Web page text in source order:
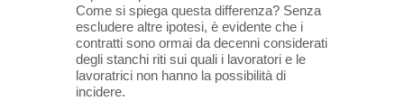
Come si spiega questa differenza? Senza
escludere altre ipotesi, è evidente che i
contratti sono ormai da decenni considerati
degli stanchi riti sui quali i lavoratori e le
lavoratrici non hanno la possibilità di
incidere.